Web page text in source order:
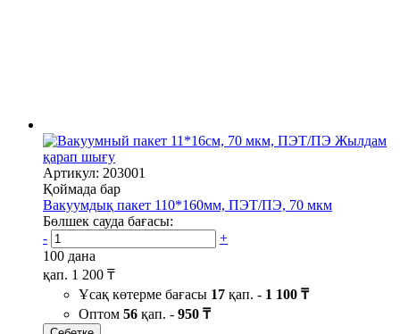
Жылдам
қарап шығу
Артикул: 203001
Қоймада бар
Вакуумдық пакет 110*160мм, ПЭТ/ПЭ, 70 мкм
Бөлшек сауда бағасы:
-
+
100 дана
қап. 1 200 ₸
Ұсақ көтерме бағасы 17 қап. - 1 100 ₸
Оптом 56 қап. - 950 ₸